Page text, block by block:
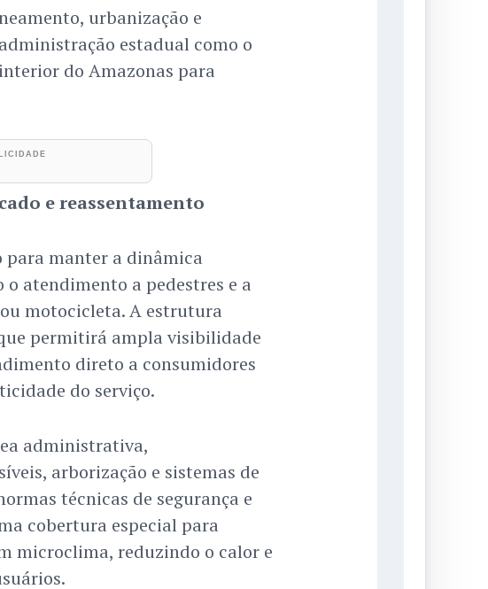
urbanização e
estadual como o
do Amazonas para
e reassentamento
para manter a dinâmica
atendimento a pedestres e a
motocicleta. A estrutura
permitirá ampla visibilidade
direto a consumidores
do serviço.
administrativa,
arborização e sistemas de
técnicas de segurança e
cobertura especial para
microclima, reduzindo o calor e